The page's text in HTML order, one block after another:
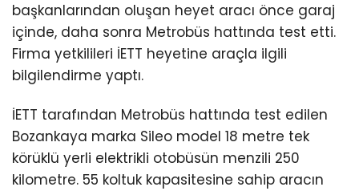
başkanlarından oluşan heyet aracı önce garaj
içinde, daha sonra Metrobüs hattında test etti.
Firma yetkilileri İETT heyetine araçla ilgili
bilgilendirme yaptı.
İETT tarafından Metrobüs hattında test edilen
Bozankaya marka Sileo model 18 metre tek
körüklü yerli elektrikli otobüsün menzili 250
kilometre. 55 koltuk kapasitesine sahip aracın